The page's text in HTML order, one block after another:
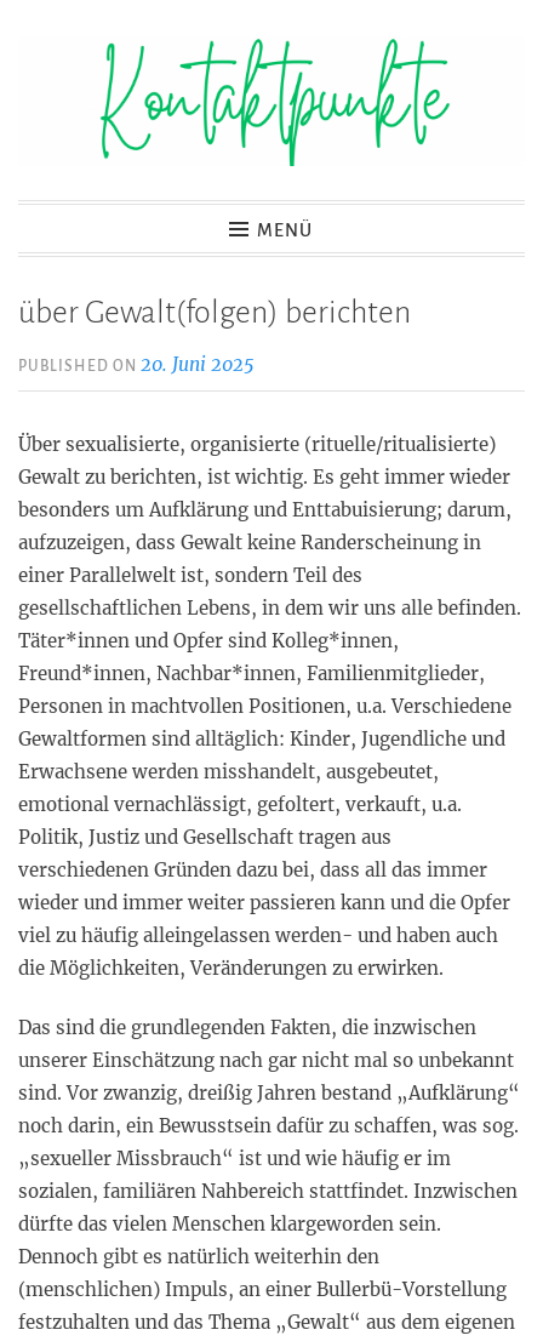
Kontaktpunkte
MENÜ
über Gewalt(folgen) berichten
PUBLISHED ON 20. Juni 2025
Über sexualisierte, organisierte (rituelle/ritualisierte)
Gewalt zu berichten, ist wichtig. Es geht immer wieder
besonders um Aufklärung und Enttabuisierung; darum,
aufzuzeigen, dass Gewalt keine Randerscheinung in
einer Parallelwelt ist, sondern Teil des
gesellschaftlichen Lebens, in dem wir uns alle befinden.
Täter*innen und Opfer sind Kolleg*innen,
Freund*innen, Nachbar*innen, Familienmitglieder,
Personen in machtvollen Positionen, u.a. Verschiedene
Gewaltformen sind alltäglich: Kinder, Jugendliche und
Erwachsene werden misshandelt, ausgebeutet,
emotional vernachlässigt, gefoltert, verkauft, u.a.
Politik, Justiz und Gesellschaft tragen aus
verschiedenen Gründen dazu bei, dass all das immer
wieder und immer weiter passieren kann und die Opfer
viel zu häufig alleingelassen werden- und haben auch
die Möglichkeiten, Veränderungen zu erwirken.
Das sind die grundlegenden Fakten, die inzwischen
unserer Einschätzung nach gar nicht mal so unbekannt
sind. Vor zwanzig, dreißig Jahren bestand „Aufklärung“
noch darin, ein Bewusstsein dafür zu schaffen, was sog.
„sexueller Missbrauch“ ist und wie häufig er im
sozialen, familiären Nahbereich stattfindet. Inzwischen
dürfte das vielen Menschen klargeworden sein.
Dennoch gibt es natürlich weiterhin den
(menschlichen) Impuls, an einer Bullerbü-Vorstellung
festzuhalten und das Thema „Gewalt“ aus dem eigenen